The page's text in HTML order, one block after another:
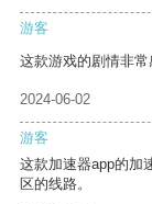
游客
这款游戏的剧情非常
2024-06-02
游客
这款加速器app的加
区的线路。